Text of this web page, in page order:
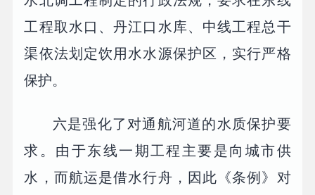
工程取水口、丹江口水库、中线工程总干
渠依法划定饮用水水源保护区，实行严格
保护。
六是强化了对通航河道的水质保护要
求。由于东线一期工程主要是向城市供
水，而航运是借水行舟，因此《条例》对